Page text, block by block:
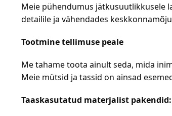
Meie pühendumus jätkusuutlikkusele
detailile ja vähendades
Tootmine tellimuse peale
Me tahame toota ainult seda, mida
Meie mütsid ja tassid on ainsad
Taaskasutatud materjalist pakendid: